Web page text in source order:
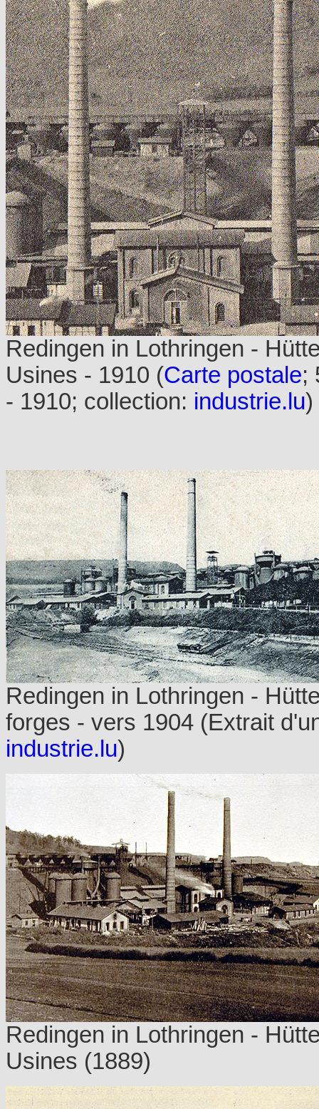
Redingen in Lothringen -
Usines - 1910 (Carte postale;
- 1910; collection: industrie.lu)
Redingen in Lothringen -
forges - vers 1904 (Extrait
industrie.lu)
Redingen in Lothringen -
Usines (1889)